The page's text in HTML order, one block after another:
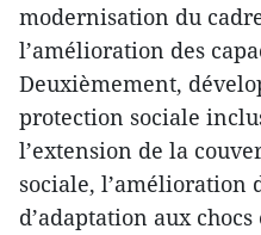
modernisation du
l’amélioration des
Deuxièmement,
protection sociale
l’extension de la
sociale, l’amélioration
d’adaptation aux